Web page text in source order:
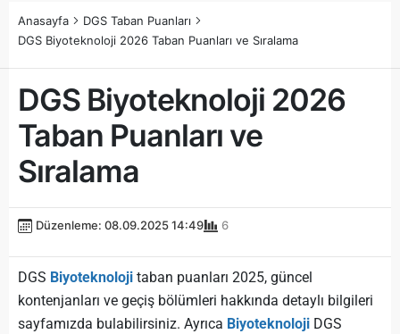
Anasayfa
DGS Taban Puanları
DGS Biyoteknoloji 2026 Taban Puanları ve Sıralama
DGS Biyoteknoloji 2026
Taban Puanları ve
Sıralama
Düzenleme: 08.09.2025 14:49 6
DGS Biyoteknoloji taban puanları 2025, güncel
kontenjanları ve geçiş bölümleri hakkında detaylı bilgileri
sayfamızda bulabilirsiniz. Ayrıca Biyoteknoloji DGS